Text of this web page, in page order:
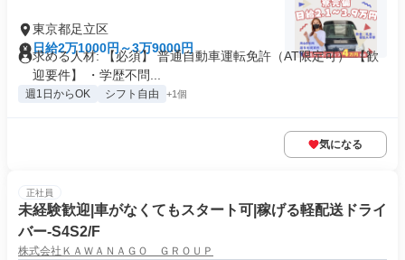
東京都足立区
日給2万1000円～3万9000円
求める人材: 【必須】 普通自動車運転免許（AT限定可） 【歓
迎要件】 ・学歴不問...
週1日からOK シフト自由 +1個
気になる
正社員
未経験歓迎|車がなくてもスタート可|稼げる軽配送ドライ
バー-S4S2/F
株式会社ＫＡＷＡＮＡＧＯ ＧＲＯＵＰ